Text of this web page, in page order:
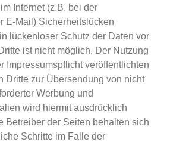
Internet (z.B. bei der
E-Mail) Sicherheitslücken
lückenloser Schutz der Daten vor
ist nicht möglich. Der Nutzung
Impressumspflicht veröffentlichten
Dritte zur Übersendung von nicht
Werbung und
wird hiermit ausdrücklich
Betreiber der Seiten behalten sich
Schritte im Falle der